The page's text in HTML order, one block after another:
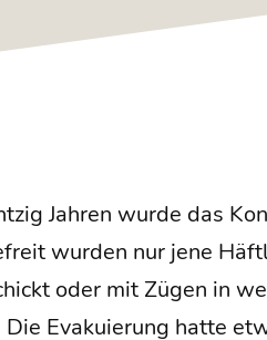
Jah­ren wur­de das
wur­den nur jene
oder mit Zügen in
Eva­ku­ie­rung hat­te